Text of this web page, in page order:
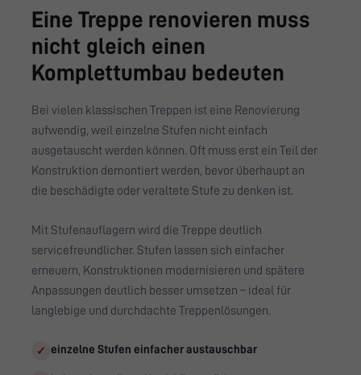
Eine Treppe renovieren muss
nicht gleich einen
Komplettumbau bedeuten
Bei vielen klassischen Treppen ist eine Renovierung
aufwendig, weil einzelne Stufen nicht einfach
ausgetauscht werden können. Oft muss erst ein Teil der
Konstruktion demontiert werden, bevor überhaupt an
die beschädigte oder veraltete Stufe zu denken ist.
Mit Stufenauflagern wird die Treppe deutlich
servicefreundlicher. Stufen lassen sich einfacher
erneuern, Konstruktionen modernisieren und spätere
Anpassungen deutlich besser umsetzen – ideal für
langlebige und durchdachte Treppenlösungen.
✓ einzelne Stufen einfacher austauschbar